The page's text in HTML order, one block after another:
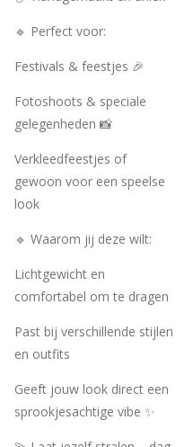
🔹 Perfect voor:
Festivals & feestjes 🎉
Fotoshoots & speciale
gelegenheden 📸
Verkleedfeestjes of
gewoon voor een speelse
look
🔹 Waarom jij deze wilt:
Lichtgewicht en
comfortabel om te dragen
Past bij verschillende stijlen
en outfits
Geeft jouw look direct een
sprookjesachtige vibe ✨